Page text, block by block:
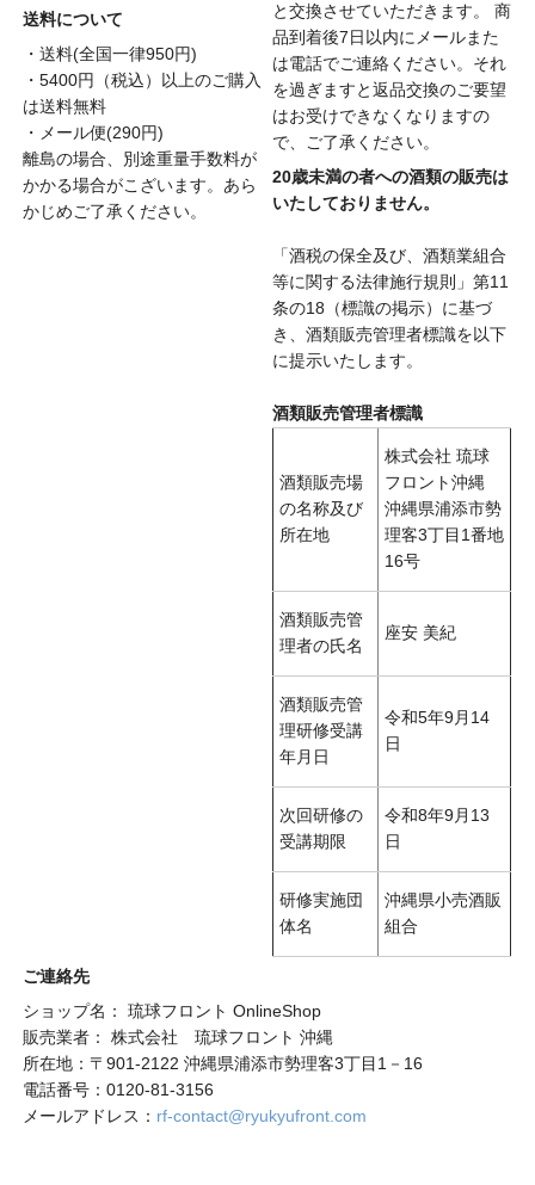
送料について
・送料(全国一律950円)
・5400円（税込）以上のご購入
は送料無料
・メール便(290円)
離島の場合、別途重量手数料が
かかる場合がこざいます。あら
かじめご了承ください。
と交換させていただきます。 商
品到着後7日以内にメールまた
は電話でご連絡ください。それ
を過ぎますと返品交換のご要望
はお受けできなくなりますの
で、ご了承ください。
20歳未満の者への酒類の販売は
いたしておりません。
「酒税の保全及び、酒類業組合
等に関する法律施行規則」第11
条の18（標識の掲示）に基づ
き、酒類販売管理者標識を以下
に提示いたします。
酒類販売管理者標識
酒類販売場
の名称及び
所在地
株式会社 琉球
フロント沖縄
沖縄県浦添市勢
理客3丁目1番地
16号
酒類販売管
理者の氏名
座安 美紀
酒類販売管
理研修受講
年月日
令和5年9月14
日
次回研修の
受講期限
令和8年9月13
日
研修実施団
体名
沖縄県小売酒販
組合
ご連絡先
ショップ名： 琉球フロント OnlineShop
販売業者： 株式会社 琉球フロント 沖縄
所在地：〒901-2122 沖縄県浦添市勢理客3丁目1－16
電話番号：0120-81-3156
メールアドレス： rf-contact@ryukyufront.com